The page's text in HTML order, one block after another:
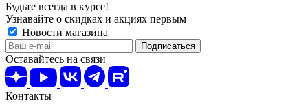
Будьте всегда в курсе!
Узнавайте о скидках и акциях первым
Новости магазина
Оставайтесь на связи
Контакты